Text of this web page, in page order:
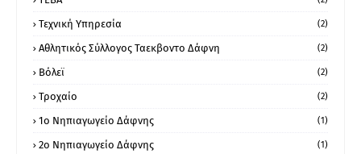
Τεχνική Υπηρεσία (2)
Αθλητικός Σύλλογος Ταεκβοντο Δάφνη (2)
Βόλεϊ (2)
Τροχαίο (2)
1ο Νηπιαγωγείο Δάφνης (1)
2ο Νηπιαγωγείο Δάφνης (1)